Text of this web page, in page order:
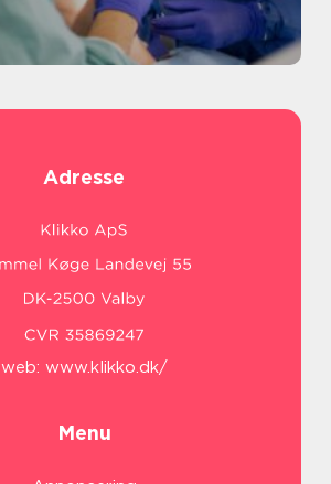
Adresse
web: www.klikko.dk/
Menu